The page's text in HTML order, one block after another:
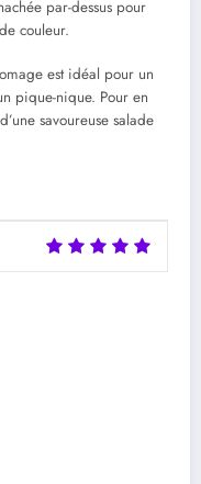
par-dessus pour
couleur.
est idéal pour un
pique-nique. Pour en
savoureuse salade